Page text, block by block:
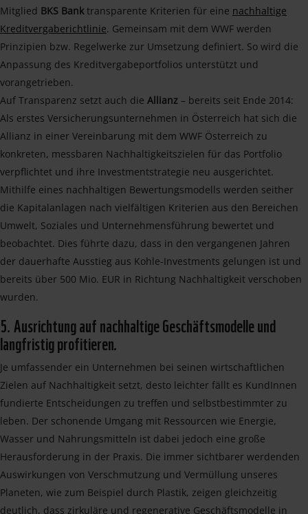
Mitglied BKS Bank transparente Kriterien für eine nachhaltige
Kreditvergaberichtlinie. Gemeinsam mit dem WWF werden
Prinzipien bzw. Regelwerke zur Umsetzung definiert. So wird die
Anpassung des Kreditvergabeportfolios unterstützt und
vorangetrieben.
Auf Transparenz setzt auch die Allianz – bereits seit Ende 2014:
Als erstes Versicherungsunternehmen in Österreich hat sich die
Allianz in einer Vereinbarung mit dem WWF Österreich zu
konkreten, messbaren Nachhaltigkeitszielen für das Portfolio
verpflichtet und ihre Investmentstrategie neu ausgerichtet.
Mithilfe eines nachhaltigen Bewertungsmodells werden seither
die Kapitalanlagen nach vielfältigen Kriterien aus den Bereichen
Umwelt, Soziales und Unternehmensführung bewertet und
beobachtet. Dies führte dazu, dass in den vergangenen Jahren
der dauerhafte Ausstieg aus Kohle-Investments gelungen ist und
bereits über 500 Mio. EUR in Richtung Nachhaltigkeit verschoben
wurden.
5. Ausrichtung auf nachhaltige Geschäftsmodelle und
langfristig profitieren.
Je umfassender ein Unternehmen bei seinen wirtschaftlichen
Zielen auf Nachhaltigkeit setzt, desto leichter fällt es KundInnen
fundierte Entscheidungen zu treffen und selbstbestimmter zu
leben. Der schonende Umgang mit Ressourcen wie Energie,
Wasser und Nahrungsmitteln ist dabei jedoch eine große
Herausforderung in der Praxis. Die immer sichtbarer werdenden
Auswirkungen von Verschmutzung und Vermüllung unseres
Planeten, wie zum Beispiel durch Plastik, zeigen gleichzeitig
deutlich, dass zirkuläre und regenerative Geschäftsmodelle in